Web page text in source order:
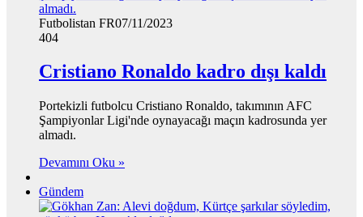
Futbolistan FR07/11/2023
404
Cristiano Ronaldo kadro dışı kaldı
Portekizli futbolcu Cristiano Ronaldo, takımının AFC
Şampiyonlar Ligi'nde oynayacağı maçın kadrosunda yer
almadı.
Devamını Oku »
Gündem